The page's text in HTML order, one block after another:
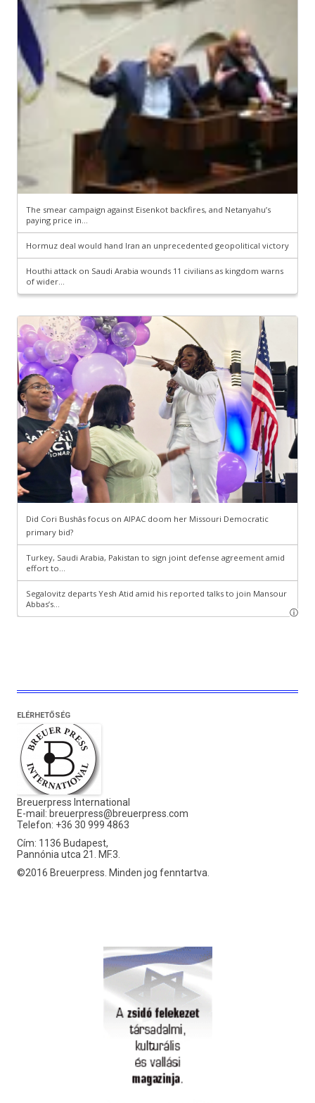
ELÉRHETŐSÉG
Breuerpress International
E-mail: breuerpress@breuerpress.com
Telefon: +36 30 999 4863
Cím: 1136 Budapest,
Pannónia utca 21. MF.3.
©2016 Breuerpress. Minden jog fenntartva.